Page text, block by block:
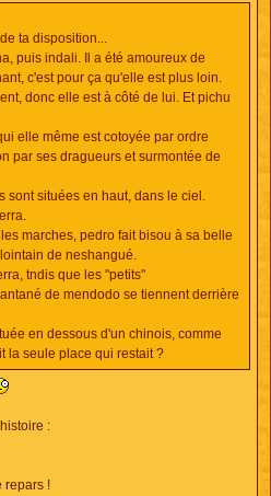
ta disposition...
puis indali. Il a été amoureux de
c'est pour ça qu'elle est plus loin.
donc elle est à côté de lui. Et pichu
elle même est cotoyée par ordre
par ses dragueurs et surmontée de
sont situées en haut, dans le ciel.
marches, pedro fait bisou à sa belle
de neshangué.
tndis que les "petits"
de mendodo se tiennent derrière
en dessous d'un chinois, comme
la seule place qui restait ?
:
repars !